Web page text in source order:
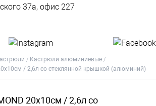
37а, офис 227
Кастрюли алюминиевые
/ 2,6л со стеклянной крышкой (алюминий)
20x10см / 2,6л со